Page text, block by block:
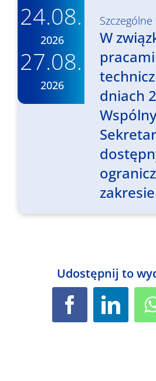
24.08.
2026
27.08.
2026
W
pracami
dniach
Wspólny
zakresie
Udostępnij to
LinkedIn